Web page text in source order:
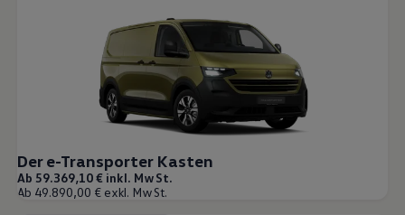
Der e-Transporter Kasten
Ab 59.369,10 € inkl. MwSt.
Ab 49.890,00 € exkl. MwSt.